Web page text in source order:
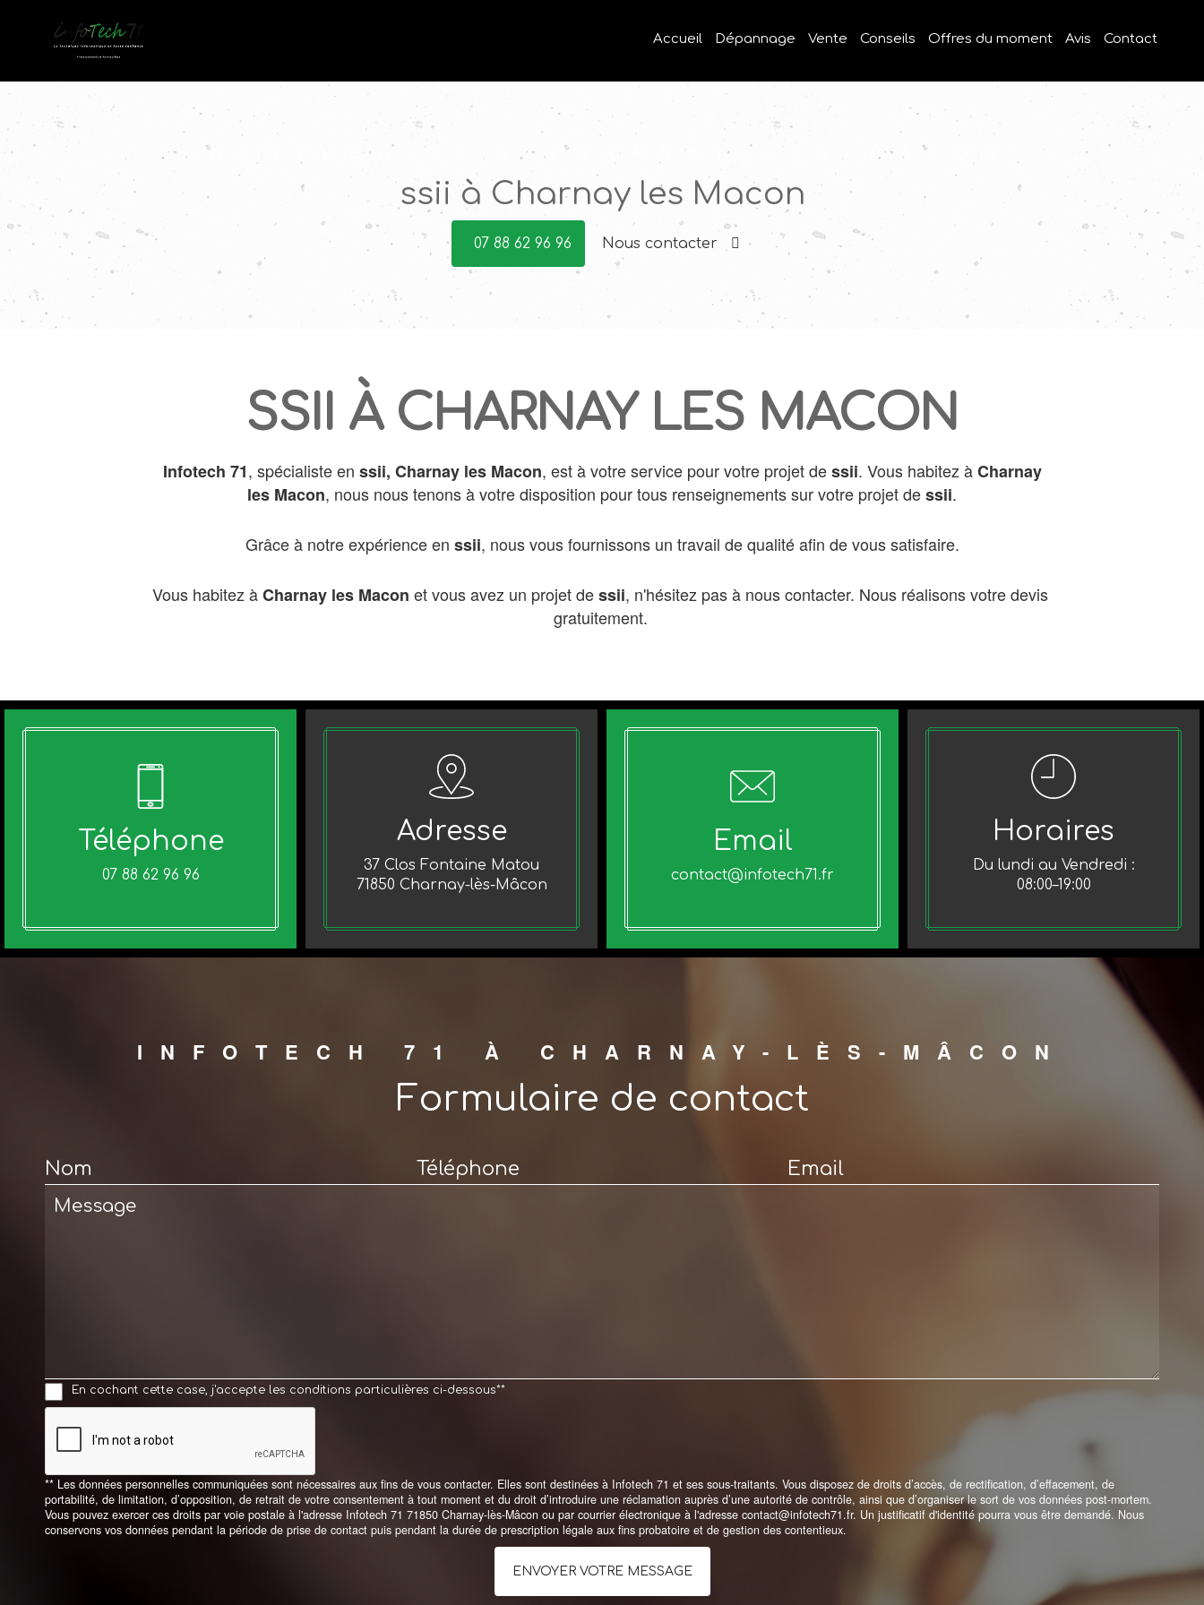
Accueil Dépannage Vente Conseils Offres du moment Avis Contact
INFOTECH 71 À CHARNAY-LÈS-MÂCON
ssii à Charnay les Macon
07 88 62 96 96 Nous contacter
SSII À CHARNAY LES MACON
Infotech 71, spécialiste en ssii, Charnay les Macon, est à votre service pour votre projet dessii. Vous habitez àCharnay
les Macon, nous nous tenons à votre disposition pour tous renseignements sur votre projet dessii.
Grâce à notre expérience en ssii, nous vous fournissons un travail de qualité afin de vous satisfaire.
Vous habitez àCharnay les Macon et vous avez un projet dessii, n'hésitez pas à nous contacter. Nous réalisons votre devis
gratuitement.
Téléphone
07 88 62 96 96
Adresse
37 Clos Fontaine Matou
71850 Charnay-lès-Mâcon
Email
contact@infotech71.fr
Horaires
Du lundi au Vendredi :
08:00–19:00
INFOTECH 71 À CHARNAY-LÈS-MÂCON
Formulaire de contact
Nom Téléphone Email
En cochant cette case, j'accepte les conditions particulières ci-dessous**
** Les données personnelles communiquées sont nécessaires aux fins de vous contacter. Elles sont destinées à Infotech 71 et ses sous-traitants. Vous disposez de droits d’accès, de rectification, d’effacement, de
portabilité, de limitation, d’opposition, de retrait de votre consentement à tout moment et du droit d’introduire une réclamation auprès d’une autorité de contrôle, ainsi que d’organiser le sort de vos données post-mortem.
Vous pouvez exercer ces droits par voie postale à l'adresse Infotech 71 71850 Charnay-lès-Mâcon ou par courrier électronique à l'adresse contact@infotech71.fr. Un justificatif d'identité pourra vous être demandé. Nous
conservons vos données pendant la période de prise de contact puis pendant la durée de prescription légale aux fins probatoire et de gestion des contentieux.
ENVOYER VOTRE MESSAGE